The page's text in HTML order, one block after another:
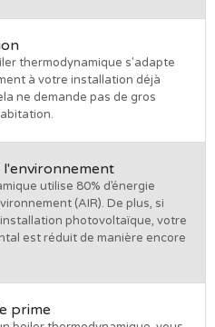
thermodynamique s'adapte
à votre installation déjà
ne demande pas de gros
utilise 80% d’énergie
(AIR). De plus, si
installation photovoltaïque, votre
est réduit de manière encore
prime